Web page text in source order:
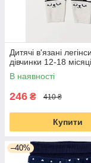
Дитячі в'язані
дівчинки 12-18
В наявності
246 ₴ 410 ₴
Купити
–40%